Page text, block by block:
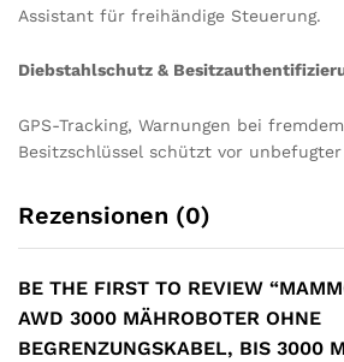
Assistant für freihändige Steuerung.
Diebstahlschutz &
GPS-Tracking, Warnungen bei
Besitzschlüssel schützt vor unbefugter
Rezensionen (0)
BE THE FIRST TO REVIEW
AWD 3000 MÄHROBOTER OHNE
BEGRENZUNGSKABEL, BIS 3000